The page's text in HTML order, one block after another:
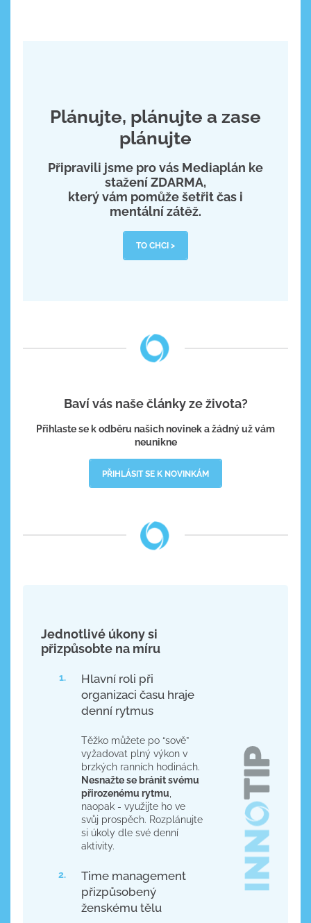
Plánujte, plánujte a zase
plánujte
Připravili jsme pro vás Mediaplán ke
stažení ZDARMA,
který vám pomůže šetřit čas i
mentální zátěž.
TO CHCI >
Baví vás naše články ze života?
Přihlaste se k odběru našich novinek a žádný už vám
neunikne
PŘIHLÁSIT SE K NOVINKÁM
Jednotlivé úkony si
přizpůsobte na míru
Hlavní roli při
organizaci času hraje
denní rytmus
Těžko můžete po “sově”
vyžadovat plný výkon v
brzkých ranních hodinách.
Nesnažte se bránit svému
přirozenému rytmu
naopak - využijte ho ve
svůj prospěch. Rozplánujte
si úkoly dle své denní
aktivity.
Time management
přizpůsobený
ženskému tělu